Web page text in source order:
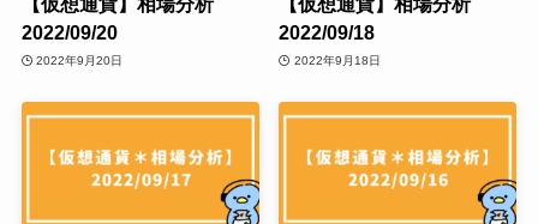
2022/09/20
2022年9月20日
2022/09/18
2022年9月18日